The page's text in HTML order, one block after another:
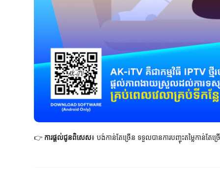
👉 ការផ្តល់ជូនពិសេស៖ បង់កាន់តែច្រើន ទទួលបានការបញ្ចុះតម្លៃកាន់តែច្រ